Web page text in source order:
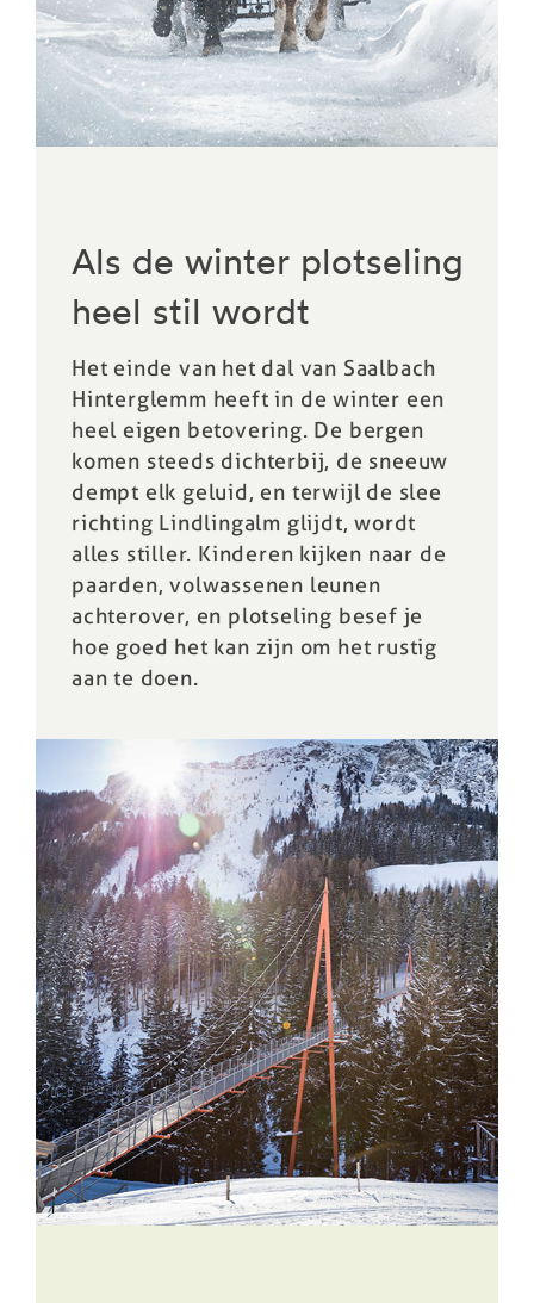
Als de winter plotseling
heel stil wordt
Het einde van het dal van Saalbach
Hinterglemm heeft in de winter een
heel eigen betovering. De bergen
komen steeds dichterbij, de sneeuw
dempt elk geluid, en terwijl de slee
richting Lindlingalm glijdt, wordt
alles stiller. Kinderen kijken naar de
paarden, volwassenen leunen
achterover, en plotseling besef je
hoe goed het kan zijn om het rustig
aan te doen.